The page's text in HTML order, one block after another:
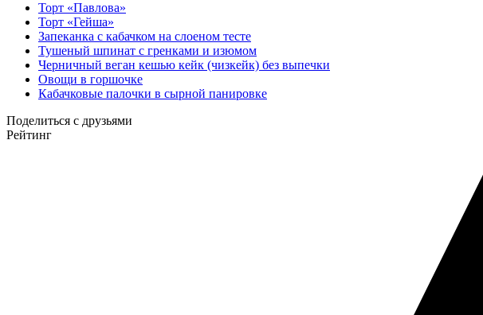
Торт «Павлова»
Торт «Гейша»
Запеканка с кабачком на слоеном тесте
Тушеный шпинат с гренками и изюмом
Черничный веган кешью кейк (чизкейк) без выпечки
Овощи в горшочке
Кабачковые палочки в сырной панировке
Поделиться с друзьями
Рейтинг